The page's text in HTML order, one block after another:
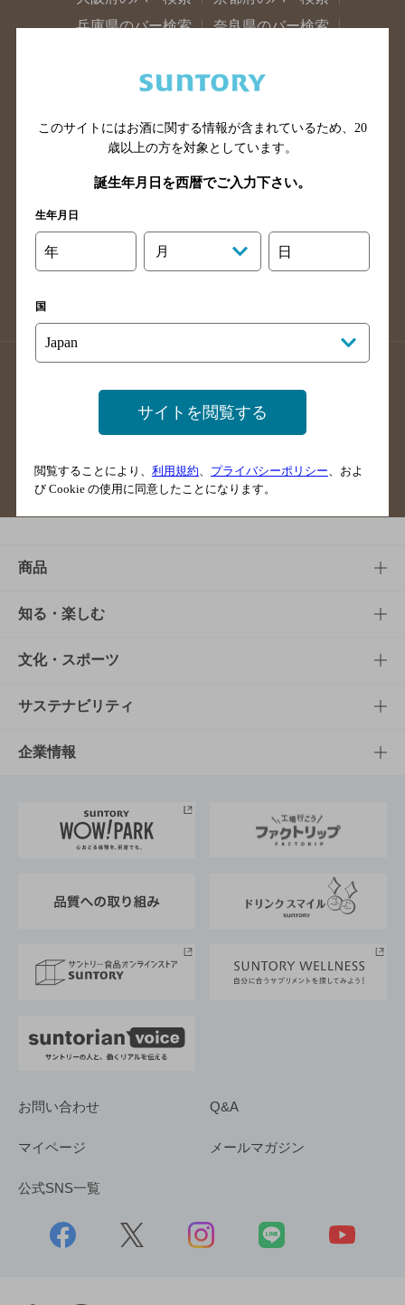
兵庫県のバー検索
奈良県のバー検索
広島県のバー検索
岡山県のバー検索
島根県のバー検索
徳島県のバー検索
高知県のバー検索
福岡県のバー検索
長崎県のバー検索
大分県のバー検索
熊本県のバー検索
掲載店舗様ログイン
サイトマップ ご意見・ご感想
商品
商品TOP
商品一覧
商品発売情報
栄養成分一覧
知る・楽しむ
知る・楽しむTOP
キャンペーン
工場見学
地域情報
文化・スポーツ
文化・スポーツTOP
サントリーホール
サントリーサンバーズ大阪
サステナビリティ
サステナビリティTOP
サントリーが考えるサステナビリティ経営
企業情報
企業概要
採用情報
お問い合わせ Q&A
マイページ メールマガジン
公式SNS一覧
このサイトにはお酒に関する情報が含まれているため、 20
歳以上の方を対象としています。
誕生年月日を西暦でご入力下さい。
生年月日
年 月 日
国
サイトを閲覧する
閲覧することにより、 利用規約 プライバシーポリシー 、およ
び Cookie の使用に同意したことになります。